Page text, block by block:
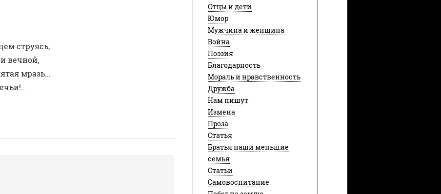
струясь,
вечной,
мрaзь...
Отцы и дети
Юмор
Мужчина и женщина
Война
Поэзия
Благодарность
Мораль и нравственность
Дружба
Нам пишут
Измена
Проза
Статья
Братья наши меньшие
семья
Статьи
Самовоспитание